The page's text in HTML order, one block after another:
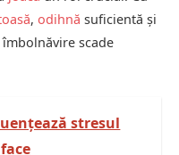
, odihnă suficientă și
scade
stresul